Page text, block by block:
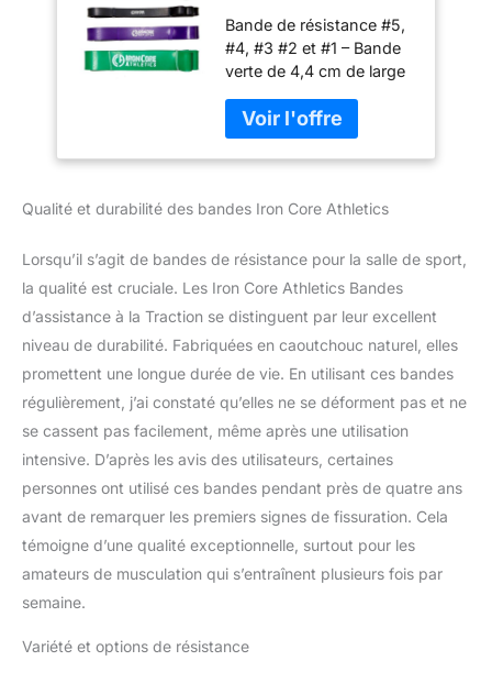
Bandes – Gamme
complète de
résistance de 2,3 à
54,4 kg – Bandes
de Fitness
polyvalentes pour la
Force, Les
entraînements
Bande de résistance #5,
#4, #3 #2 et #1 – Bande
verte de 4,4 cm de large
cm de large – Bande
noire de 1,9 cm de large –
Bande rouge de 1,27 cm
de 0,6 cm de large Idéal
assistées, l'haltérophilie,
le pilates, le yoga, les
autre exercice assisté par
le poids corporel Bande
verte : fournit de 22,7 à
54,4 kg de résistance, la
bande violette fournit 18,1
à 36,3 kg de résistance,
la bande noire fournit
13,6 à 22,7 kg de
résistance – La bande
kg de résistance – La
bande orange fournit 2,3
de qualité
Qualité et durabilité des bandes Iron Core Athletics
Lorsqu’il s’agit de bandes de résistance pour la salle de sport,
la qualité est cruciale. Les Iron Core Athletics Bandes
d’assistance à la Traction se distinguent par leur excellent
niveau de durabilité. Fabriquées en caoutchouc naturel, elles
promettent une longue durée de vie. En utilisant ces bandes
régulièrement, j’ai constaté qu’elles ne se déforment pas et ne
se cassent pas facilement, même après une utilisation
intensive. D’après les avis des utilisateurs, certaines
personnes ont utilisé ces bandes pendant près de quatre ans
avant de remarquer les premiers signes de fissuration. Cela
témoigne d’une qualité exceptionnelle, surtout pour les
amateurs de musculation qui s’entraînent plusieurs fois par
semaine.
Variété et options de résistance